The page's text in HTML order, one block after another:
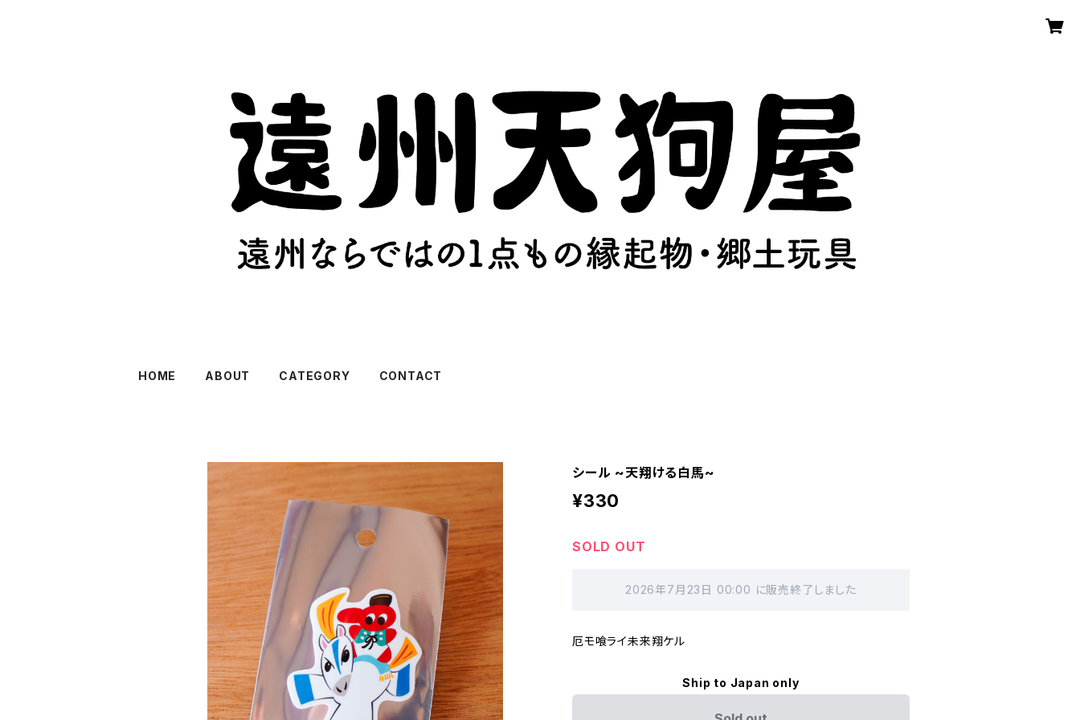
HOME ABOUT CATEGORY CONTACT
シール ~天翔ける白馬~
¥330
SOLD OUT
2026年7月23日 00:00 に販売終了しました
厄モ喰ライ未来翔ケル
Ship to Japan only